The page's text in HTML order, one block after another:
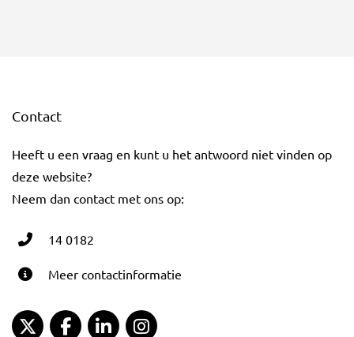
Contact
Heeft u een vraag en kunt u het antwoord niet vinden op
deze website?
Neem dan contact met ons op:
14 0182
Meer contactinformatie
Gemeente Gouda Twitter
Gemeente Gouda Facebook
Gemeente Gouda LinkedIn